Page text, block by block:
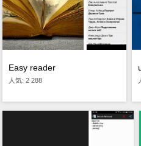
Easy reader
人気: 2 288